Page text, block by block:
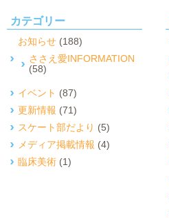
カテゴリー
お知らせ (188)
ささえ愛INFORMATION
(58)
イベント (87)
更新情報 (71)
スケート部だより (5)
メディア掲載情報 (4)
臨床美術 (1)